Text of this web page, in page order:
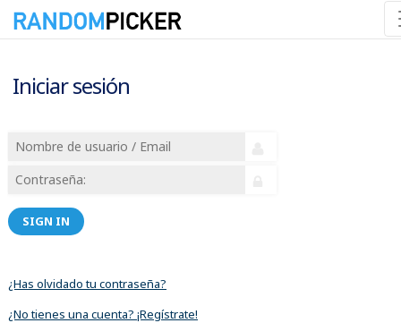
Iniciar sesión
SIGN IN
¿Has olvidado tu contraseña?
¿No tienes una cuenta? ¡Regístrate!